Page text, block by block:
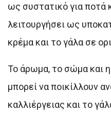
ως συστατικό για ποτά
λειτουργήσει ως
κρέμα και το γάλα σε
Το άρωμα, το σώμα και
μπορεί να ποικίλλουν
καλλιέργειας και το